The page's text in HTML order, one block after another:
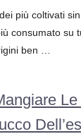
più coltivati
consumato su
ben …